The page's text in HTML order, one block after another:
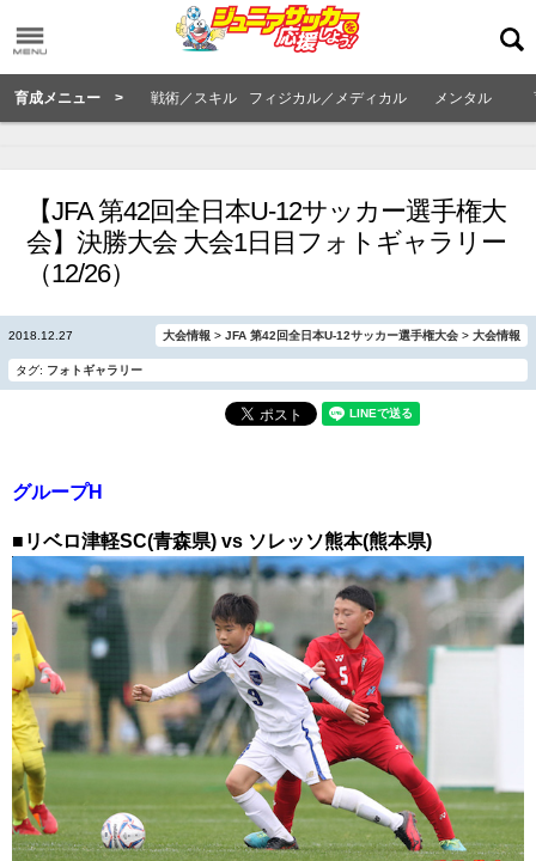
育成メニュー > 戦術／スキル フィジカル／メディカル メンタル
【JFA 第42回全日本U-12サッカー選手権大
会】決勝大会 大会1日目フォトギャラリー
（12/26）
2018.12.27 大会情報 > JFA 第42回全日本U-12サッカー選手権大会 > 大会情報
タグ: フォトギャラリー
グループH
■リベロ津軽SC(青森県) vs ソレッソ熊本(熊本県)